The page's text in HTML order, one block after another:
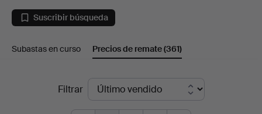
accesorios
Lysekils
Suscribir búsqueda
Subastas en curso Precios de remate(361)
Filtrar